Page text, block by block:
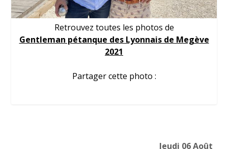
Retrouvez toutes les photos de
Gentleman pétanque des Lyonnais de Megève
2021
Partager cette photo :
Jeudi 06 Août